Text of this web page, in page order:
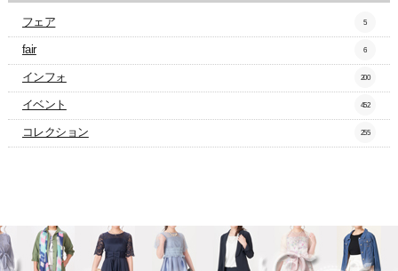
フェア 5
fair 6
インフォ 200
イベント 452
コレクション 255